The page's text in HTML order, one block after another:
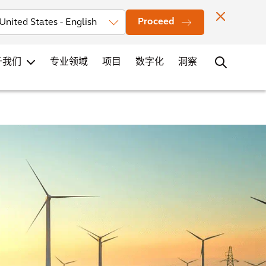
Proceed
投资者 办公室地点 联系
们 专业领域 项目 数字化 洞察